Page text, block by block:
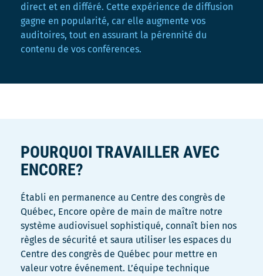
direct et en différé. Cette expérience de diffusion
gagne en popularité, car elle augmente vos
auditoires, tout en assurant la pérennité du
contenu de vos conférences.
POURQUOI TRAVAILLER AVEC
ENCORE?
Établi en permanence au Centre des congrès de
Québec, Encore opère de main de maître notre
système audiovisuel sophistiqué, connaît bien nos
règles de sécurité et saura utiliser les espaces du
Centre des congrès de Québec pour mettre en
valeur votre événement. L’équipe technique